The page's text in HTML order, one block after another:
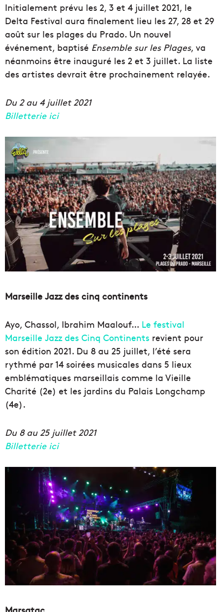
Initialement prévu les 2, 3 et 4 juillet 2021, le
Delta Festival aura finalement lieu les 27, 28 et 29
août sur les plages du Prado. Un nouvel
événement, baptisé Ensemble sur les Plages, va
néanmoins être inauguré les 2 et 3 juillet. La liste
des artistes devrait être prochainement relayée.
Du 2 au 4 juillet 2021
Billetterie ici
Marseille Jazz des cinq continents
Ayo, Chassol, Ibrahim Maalouf… Le festival
Marseille Jazz des Cinq Continents revient pour
son édition 2021. Du 8 au 25 juillet, l’été sera
rythmé par 14 soirées musicales dans 5 lieux
emblématiques marseillais comme la Vieille
Charité (2e) et les jardins du Palais Longchamp
(4e).
Du 8 au 25 juillet 2021
Billetterie ici